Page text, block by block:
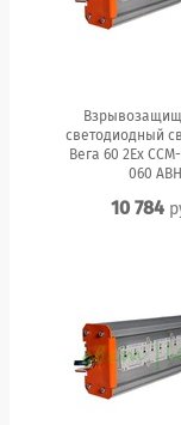
светодиодный
Вега 60 2Ex
060 АВН
10 784